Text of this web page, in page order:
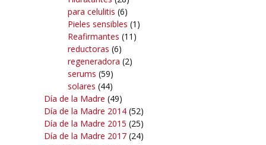
para celulitis (6)
Pieles sensibles (1)
Reafirmantes (11)
reductoras (6)
regeneradora (2)
serums (59)
solares (44)
Día de la Madre (49)
Día de la Madre 2014 (52)
Día de la Madre 2015 (25)
Día de la Madre 2017 (24)